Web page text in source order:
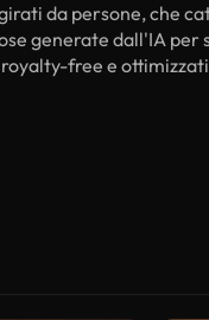
da persone, che
generate dall'IA per
free e